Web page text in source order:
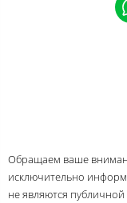
Обращаем ваше
исключительно
не являются